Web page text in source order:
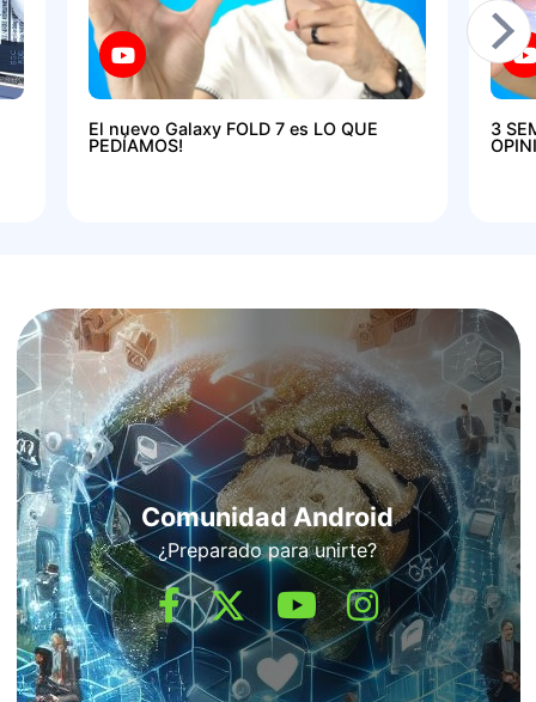
El nuevo Galaxy FOLD 7 es LO QUE
PEDÍAMOS!
3
Comunidad Android
¿Preparado para unirte?